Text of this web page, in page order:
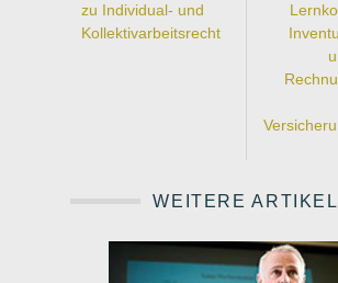
zu Individual- und
Kollektivarbeitsrecht
WEITERE